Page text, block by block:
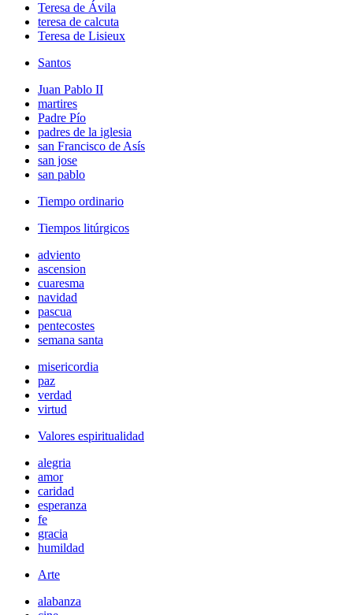
Teresa de Ávila
teresa de calcuta
Teresa de Lisieux
Santos
Juan Pablo II
martires
Padre Pío
padres de la iglesia
san Francisco de Asís
san jose
san pablo
Tiempo ordinario
Tiempos litúrgicos
adviento
ascension
cuaresma
navidad
pascua
pentecostes
semana santa
misericordia
paz
verdad
virtud
Valores espiritualidad
alegria
amor
caridad
esperanza
fe
gracia
humildad
Arte
alabanza